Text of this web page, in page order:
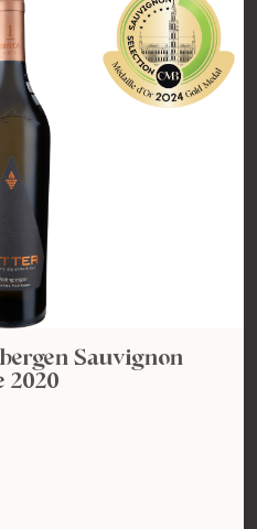
Sauvignon
2020